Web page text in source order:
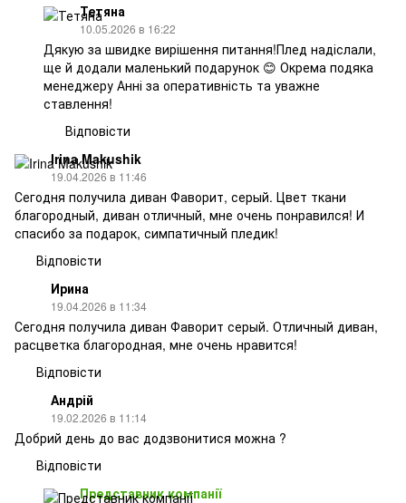
Тетяна
10.05.2026 в 16:22
Дякую за швидке вирішення питання!Плед надіслали,
ще й додали маленький подарунок 😊 Окрема подяка
менеджеру Анні за оперативність та уважне
ставлення!
Відповісти
Irina Makushik
19.04.2026 в 11:46
Сегодня получила диван Фаворит, серый. Цвет ткани
благородный, диван отличный, мне очень понравился! И
спасибо за подарок, симпатичный пледик!
Відповісти
Ирина
19.04.2026 в 11:34
Сегодня получила диван Фаворит серый. Отличный диван,
расцветка благородная, мне очень нравится!
Відповісти
Андрій
19.02.2026 в 11:14
Добрий день до вас додзвонитися можна ?
Відповісти
Представник компанії